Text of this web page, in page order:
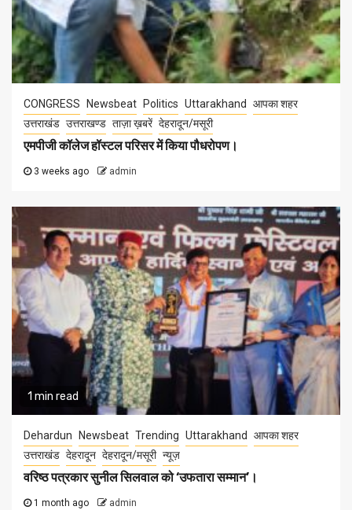
CONGRESS Newsbeat Politics Uttarakhand
आपका शहर
उत्तराखंड उत्तराखण्ड ताज़ा ख़बरें देहरादून/मसूरी
एमपीजी कॉलेज हॉस्टल परिसर में किया पौधरोपण।
3 weeks ago admin
1 min read
Dehardun Newsbeat Trending Uttarakhand
आपका शहर
उत्तराखंड देहरादून देहरादून/मसूरी न्यूज़
वरिष्ठ पत्रकार सुनील सिलवाल को ‘उफतारा सम्मान’।
1 month ago admin